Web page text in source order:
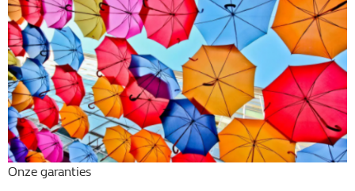
Home
Tweedehands
Onze garanties